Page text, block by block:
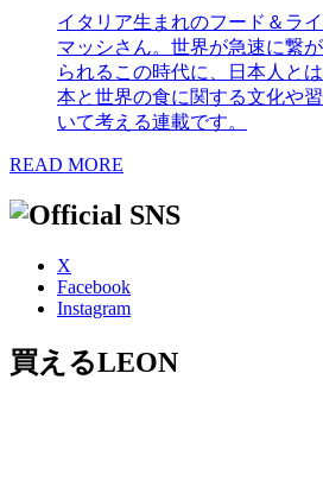
イタリア生まれのフード＆ラ
マッシさん。世界が急速に繋
られるこの時代に、日本人と
本と世界の食に関する文化や
いて考える連載です。
READ MORE
X
Facebook
Instagram
買えるLEON